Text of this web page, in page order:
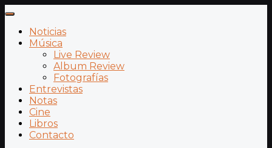
Noticias
Música
Live Review
Album Review
Fotografías
Entrevistas
Notas
Cine
Libros
Contacto